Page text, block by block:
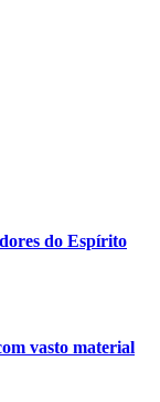
do Espírito
vasto material